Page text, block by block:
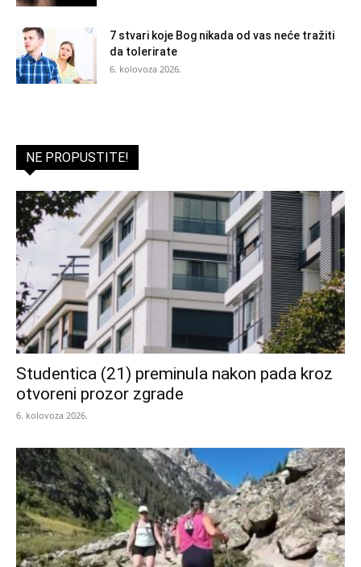
7 stvari koje Bog nikada od vas neće tražiti
da tolerirate
6. kolovoza 2026.
NE PROPUSTITE!
Studentica (21) preminula nakon pada kroz
otvoreni prozor zgrade
6. kolovoza 2026.